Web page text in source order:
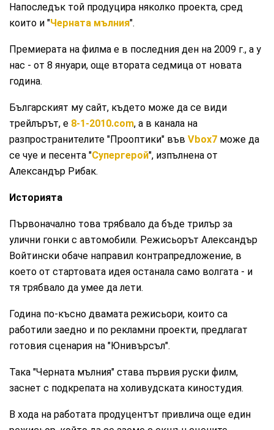
Напоследък той продуцира няколко проекта, сред
които и "Черната мълния".
Премиерата на филма е в последния ден на 2009 г., а у
нас - от 8 януари, още втората седмица от новата
година.
Българският му сайт, където може да се види
трейлърът, е 8-1-2010.com, а в канала на
разпространителите "Прооптики" въвVbox7 може да
се чуе и песента "Супергерой", изпълнена от
Александър Рибак.
Историята
Първоначално това трябвало да бъде трилър за
улични гонки с автомобили. Режисьорът Александър
Войтински обаче направил контрапредложение, в
което от стартовата идея останала само волгата - и
тя трябвало да умее да лети.
Година по-късно двамата режисьори, които са
работили заедно и по рекламни проекти, предлагат
готовия сценария на "Юнивърсъл".
Така "Черната мълния" става първия руски филм,
заснет с подкрепата на холивудската киностудия.
В хода на работата продуцентът привлича още един